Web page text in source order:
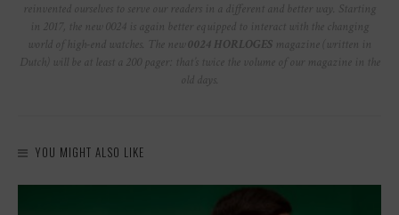
reinvented ourselves to serve our readers in a different and better way. Starting
in 2017, the new 0024 is again better equipped to interact with the changing
world of high-end watches. The new 0024 HORLOGES magazine (written in
Dutch) will be at least a 200 pager: that’s twice the volume of our magazine in the
old days.
YOU MIGHT ALSO LIKE